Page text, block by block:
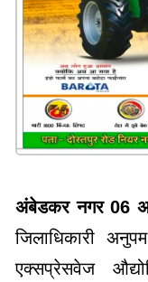
अंबेडकर नगर 06
जिलाधिकारी
एक्सप्रेसवेज